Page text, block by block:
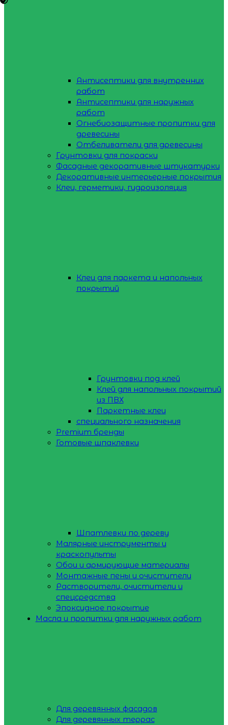
Антисептики для внутренних
работ
Антисептики для наружных
работ
Огнебиозащитные пропитки для
древесины
Отбеливатели для древесины
Грунтовки для покраски
Фасадные декоративные штукатурки
Декоративные интерьерные покрытия
Клеи, герметики, гидроизоляция
Клеи для паркета и напольных
покрытий
Грунтовки под клей
Клей для напольных покрытий
из ПВХ
Паркетные клеи
специального назначения
Premium бренды
Готовые шпаклевки
Шпатлевки по дереву
Малярные инструменты и
краскопульты
Обои и армирующие материалы
Монтажные пены и очистители
Растворители, очистители и
спецсредства
Эпоксидное покрытие
Масла и пропитки для наружных работ
Для деревянных фасадов
Для деревянных террас